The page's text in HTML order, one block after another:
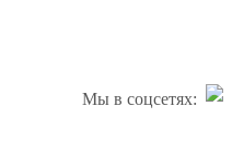
Мы в соцсетях: